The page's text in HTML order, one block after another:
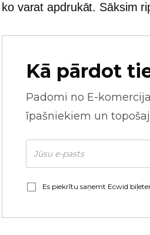
ko varat apdrukāt. Sāksim
Kā pārdot
Padomi no E-
īpašniekiem un
Es piekrītu saņemt Ecwid